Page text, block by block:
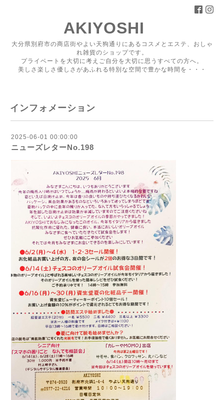
AKIYOSHI
大分県別府市の商店街やよい天狗通りにあるコスメとエステ、おしゃ
れ雑貨のショップです。
プライベートを大切に考えご自分を大切に思うすべての方へ。
美しさ楽しさ優しさがあふれる特別な空間で豊かな時間を・・・
インフォメーション
2025-06-01 00:00:00
ニューズレターNo.198